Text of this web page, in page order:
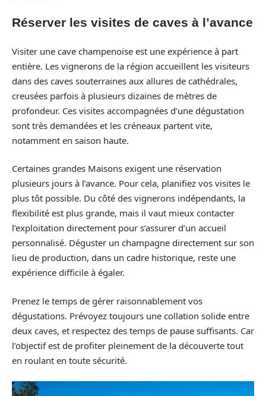
Réserver les visites de caves à l’avance
Visiter une cave champenoise est une expérience à part
entière. Les vignerons de la région accueillent les visiteurs
dans des caves souterraines aux allures de cathédrales,
creusées parfois à plusieurs dizaines de mètres de
profondeur. Ces visites accompagnées d’une dégustation
sont très demandées et les créneaux partent vite,
notamment en saison haute.
Certaines grandes Maisons exigent une réservation
plusieurs jours à l’avance. Pour cela, planifiez vos visites le
plus tôt possible. Du côté des vignerons indépendants, la
flexibilité est plus grande, mais il vaut mieux contacter
l’exploitation directement pour s’assurer d’un accueil
personnalisé. Déguster un champagne directement sur son
lieu de production, dans un cadre historique, reste une
expérience difficile à égaler.
Prenez le temps de gérer raisonnablement vos
dégustations. Prévoyez toujours une collation solide entre
deux caves, et respectez des temps de pause suffisants. Car
l’objectif est de profiter pleinement de la découverte tout
en roulant en toute sécurité.